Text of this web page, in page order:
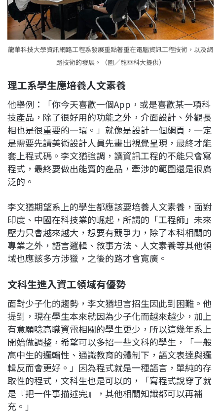
龍華科技大學資訊網路工程系發展重點著重在電腦資訊工程技術，以及網
路技術的發展。（圖／龍華科大提供）
理工系學生應培養人文素養
他舉例：「你今天喜歡一個App，或是喜歡某一項科
技產品，除了很好用的功能之外，介面設計、外觀長
相也是很重要的一環。」就像是設計一個網頁，一定
是需要先請美術設計人員先畫出視覺呈現，最終才能
套上程式碼。李文猶強調，讀資訊工程的不能只會寫
程式，最終要做出能賣的產品，牽涉的範圍還是很廣
泛的。
李文猶期望系上的學生都應該要培養人文素養，面對
印度、中國在科技業的崛起，所謂的「工程師」未來
壓力只會越來越大，想要有競爭力，除了本科相關的
專業之外，語言邏輯、敘事方法、人文素養等其他領
域也應該多方涉獵，之後的路才會寬廣。
文科生進入資工領域有優勢
面對少子化的趨勢，李文猶坦言招生因此到困難。他
提到，現在學生本來就因為少子化而越來越少，加上
有意願唸高職資電相關的學生更少，所以這幾年系上
開始做調整，希望可以多招一些文科的學生，「一般
高中生的邏輯性、通識教育的體制下，語文表達與邏
輯反而會更好。」因為程式就是一種語言，單純的存
取性的程式，文科生也是可以的，「寫程式說穿了就
是『把一件事描述完』，其他相關知識都可以再補
充。」